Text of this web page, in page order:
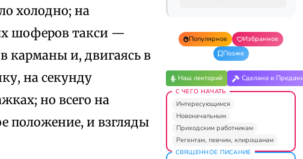
холодно; на
шоферов такси —
карманы и, двигаясь в
на секунду
но всего на
положение, и взгляды
Популярное
Избранное
Позже
Наш лекторий Сделано в
С ЧЕГО НАЧАТЬ
Интересующимся
Новоначальным
Приходским работникам
Регентам, певчим, клирошанам
СВЯЩЕННОЕ ПИСАНИЕ